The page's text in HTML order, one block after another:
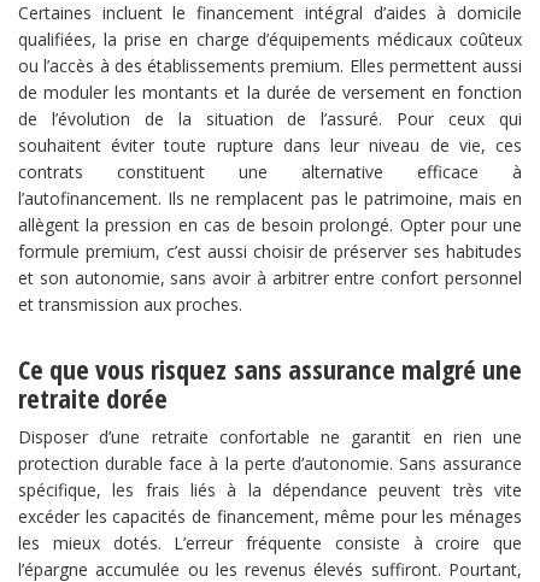
Certaines incluent le financement intégral d’aides à domicile
qualifiées, la prise en charge d’équipements médicaux coûteux
ou l’accès à des établissements premium. Elles permettent aussi
de moduler les montants et la durée de versement en fonction
de l’évolution de la situation de l’assuré. Pour ceux qui
souhaitent éviter toute rupture dans leur niveau de vie, ces
contrats constituent une alternative efficace à
l’autofinancement. Ils ne remplacent pas le patrimoine, mais en
allègent la pression en cas de besoin prolongé. Opter pour une
formule premium, c’est aussi choisir de préserver ses habitudes
et son autonomie, sans avoir à arbitrer entre confort personnel
et transmission aux proches.
Ce que vous risquez sans assurance malgré une
retraite dorée
Disposer d’une retraite confortable ne garantit en rien une
protection durable face à la perte d’autonomie. Sans assurance
spécifique, les frais liés à la dépendance peuvent très vite
excéder les capacités de financement, même pour les ménages
les mieux dotés. L’erreur fréquente consiste à croire que
l’épargne accumulée ou les revenus élevés suffiront. Pourtant,